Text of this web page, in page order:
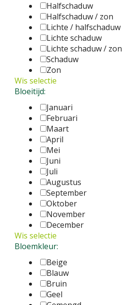
Halfschaduw
Halfschaduw / zon
Lichte / halfschaduw
Lichte schaduw
Lichte schaduw / zon
Schaduw
Zon
Wis selectie
Bloeitijd:
Januari
Februari
Maart
April
Mei
Juni
Juli
Augustus
September
Oktober
November
December
Wis selectie
Bloemkleur:
Beige
Blauw
Bruin
Geel